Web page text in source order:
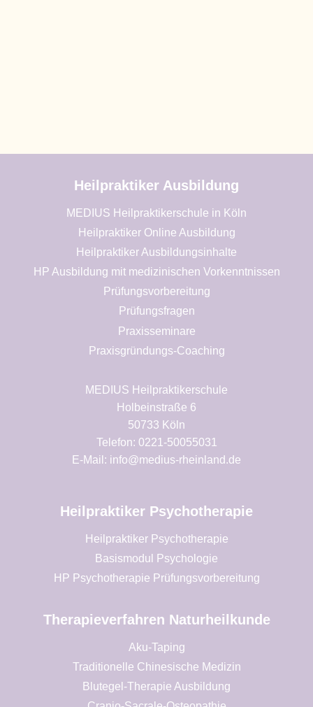
Heilpraktiker Ausbildung
MEDIUS Heilpraktikerschule in Köln
Heilpraktiker Online Ausbildung
Heilpraktiker Ausbildungsinhalte
HP Ausbildung mit medizinischen Vorkenntnissen
Prüfungsvorbereitung
Prüfungsfragen
Praxisseminare
Praxisgründungs-Coaching
MEDIUS Heilpraktikerschule
Holbeinstraße 6
50733 Köln
Telefon: 0221-50055031
E-Mail: info@medius-rheinland.de
Heilpraktiker Psychotherapie
Heilpraktiker Psychotherapie
Basismodul Psychologie
HP Psychotherapie Prüfungsvorbereitung
Therapieverfahren Naturheilkunde
Aku-Taping
Traditionelle Chinesische Medizin
Blutegel-Therapie Ausbildung